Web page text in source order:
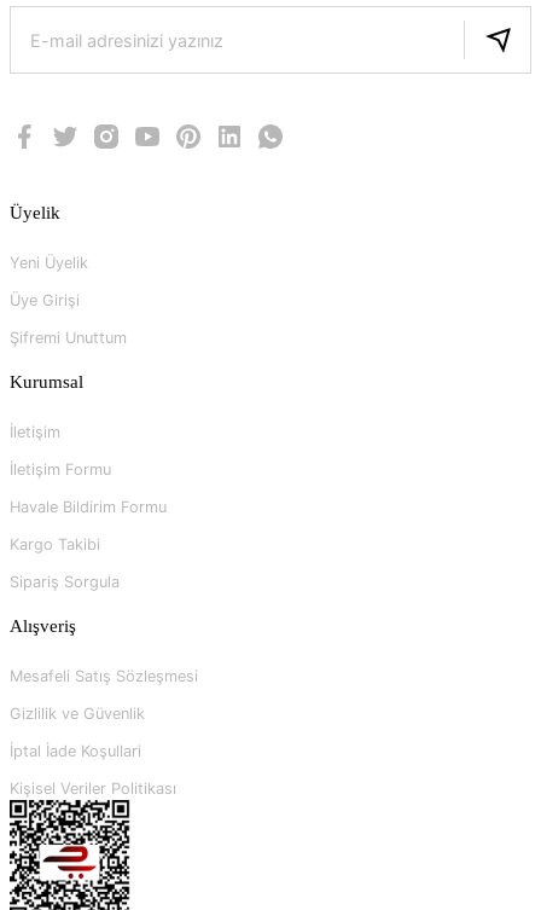
Üyelik
Yeni Üyelik
Üye Girişi
Şifremi Unuttum
Kurumsal
İletişim
İletişim Formu
Havale Bildirim Formu
Kargo Takibi
Sipariş Sorgula
Alışveriş
Mesafeli Satış Sözleşmesi
Gizlilik ve Güvenlik
İptal İade Koşullari
Kişisel Veriler Politikası